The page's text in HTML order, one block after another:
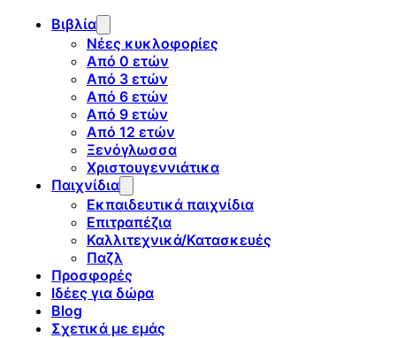
Βιβλία
Νέες κυκλοφορίες
Από 0 ετών
Από 3 ετών
Από 6 ετών
Από 9 ετών
Από 12 ετών
Ξενόγλωσσα
Χριστουγεννιάτικα
Παιχνίδια
Εκπαιδευτικά παιχνίδια
Επιτραπέζια
Καλλιτεχνικά/Κατασκευές
Παζλ
Προσφορές
Ιδέες για δώρα
Blog
Σχετικά με εμάς